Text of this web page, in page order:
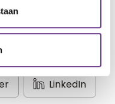
LinkedIn